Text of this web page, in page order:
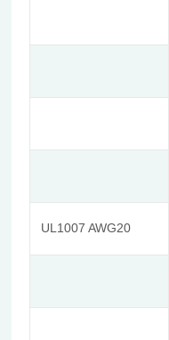
UL1007 AWG20